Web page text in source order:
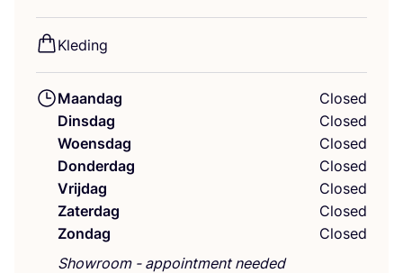
Kle­ding
Maandag
Closed
Dinsdag
Closed
Woensdag
Closed
Donderdag
Closed
Vrijdag
Closed
Zaterdag
Closed
Zondag
Closed
Showroom - appointment needed